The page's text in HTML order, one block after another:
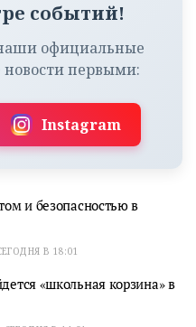
событий!
официальные
первыми:
Instagram
и безопасностью в
В 18:01
«школьная корзина» в